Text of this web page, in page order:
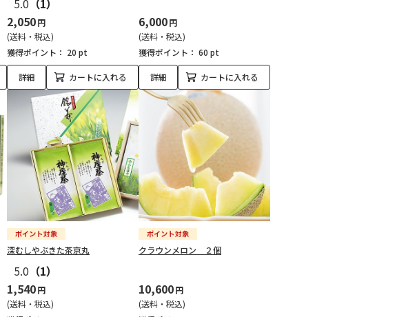
5.0 （1）
2,050円
(送料・税込)
獲得ポイント： 20 pt
詳細 カートに入れる
6,000円
(送料・税込)
獲得ポイント： 60 pt
詳細 カートに入れる
深むしやぶきた茶京丸
5.0 （1）
1,540円
(送料・税込)
クラウンメロン ２個
10,600円
(送料・税込)